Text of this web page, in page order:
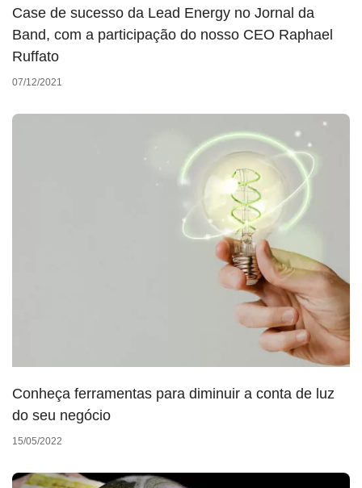
Case de sucesso da Lead Energy no Jornal da
Band, com a participação do nosso CEO Raphael
Ruffato
07/12/2021
Conheça ferramentas para diminuir a conta de luz
do seu negócio
15/05/2022